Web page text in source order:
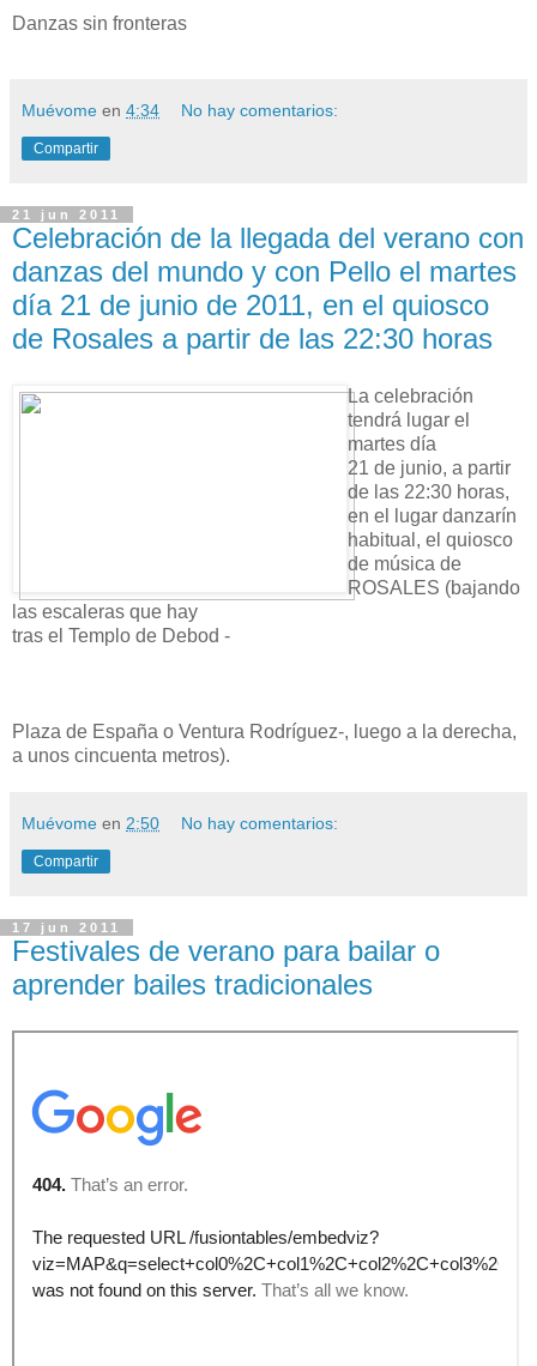
Danzas sin fronteras
Muévome en 4:34 No hay comentarios:
Compartir
21 jun 2011
Celebración de la llegada del verano con
danzas del mundo y con Pello el martes
día 21 de junio de 2011, en el quiosco
de Rosales a partir de las 22:30 horas
La celebración
tendrá lugar el
martes día
21 de junio, a partir
de las 22:30 horas,
en el lugar danzarín
habitual, el quiosco
de música de
ROSALES (bajando
las escaleras que hay
tras el Templo de Debod -
Plaza de España o Ventura Rodríguez-, luego a la derecha,
a unos cincuenta metros).
Muévome en 2:50 No hay comentarios:
Compartir
17 jun 2011
Festivales de verano para bailar o
aprender bailes tradicionales